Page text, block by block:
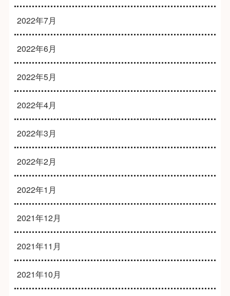
2022年7月
2022年6月
2022年5月
2022年4月
2022年3月
2022年2月
2022年1月
2021年12月
2021年11月
2021年10月